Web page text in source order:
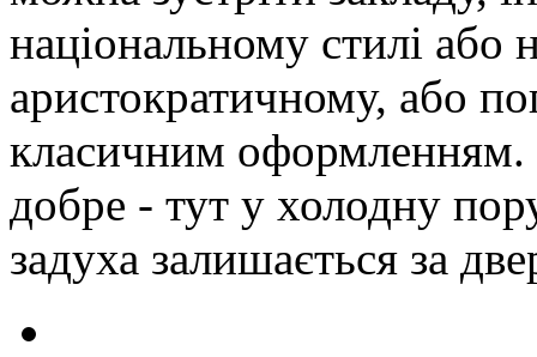
національному стилі або
аристократичному, або
класичним оформленням.
добре - тут у холодну
задуха залишається за